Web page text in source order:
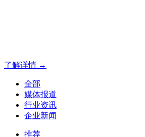
了解详情 →
全部
媒体报道
行业资讯
企业新闻
推荐